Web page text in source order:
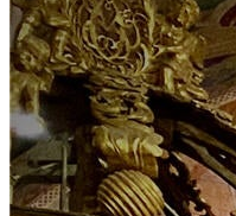
Uteliv & Barer
Lørdagsvandring
Bakklandet